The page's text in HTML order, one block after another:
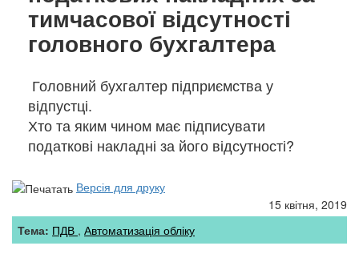
тимчасової відсутності
головного бухгалтера
Головний бухгалтер підприємства у
відпустці.
Хто та яким чином має підписувати
податкові накладні за його відсутності?
Версія для друку
15 квітня, 2019
Тема: ПДВ Автоматизація обліку